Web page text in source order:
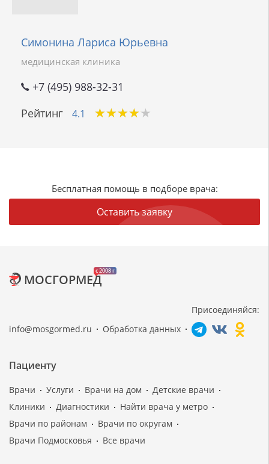
Симонина Лариса Юрьевна
медицинская клиника
+7 (495) 988-32-31
Рейтинг
4.1 ★★★★★
★★★★★
Бесплатная помощь в подборе врача:
Оставить заявку
c 2008 г
МОСГОРМЕД
info@mosgormed.ru Обработка данных
Присоединяйся:
Пациенту
Врачи Услуги Врачи на дом
Детские врачи
Клиники
Диагностики
Найти врача у метро
Врачи по районам
Врачи по округам
Врачи Подмосковья
Все врачи